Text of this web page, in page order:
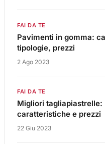
FAI DA TE
Pavimenti in gomma:
tipologie, prezzi
2 Ago 2023
FAI DA TE
Migliori tagliapiastrelle:
caratteristiche e prezzi
22 Giu 2023